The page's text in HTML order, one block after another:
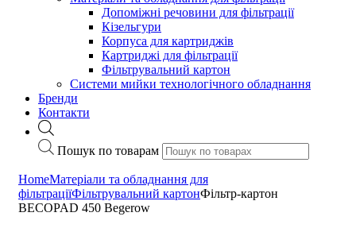
Допоміжні речовини для фільтрації
Кізельгури
Корпуса для картриджів
Картриджі для фільтрації
Фільтрувальний картон
Системи мийки технологічного обладнання
Бренди
Контакти
Пошук по товарам
HomeМатеріали та обладнання для
фільтраціїФільтрувальний картонФільтр-картон
BECOPAD 450 Begerow